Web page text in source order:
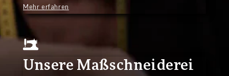
Mehr erfahren
Unsere Maßschneiderei